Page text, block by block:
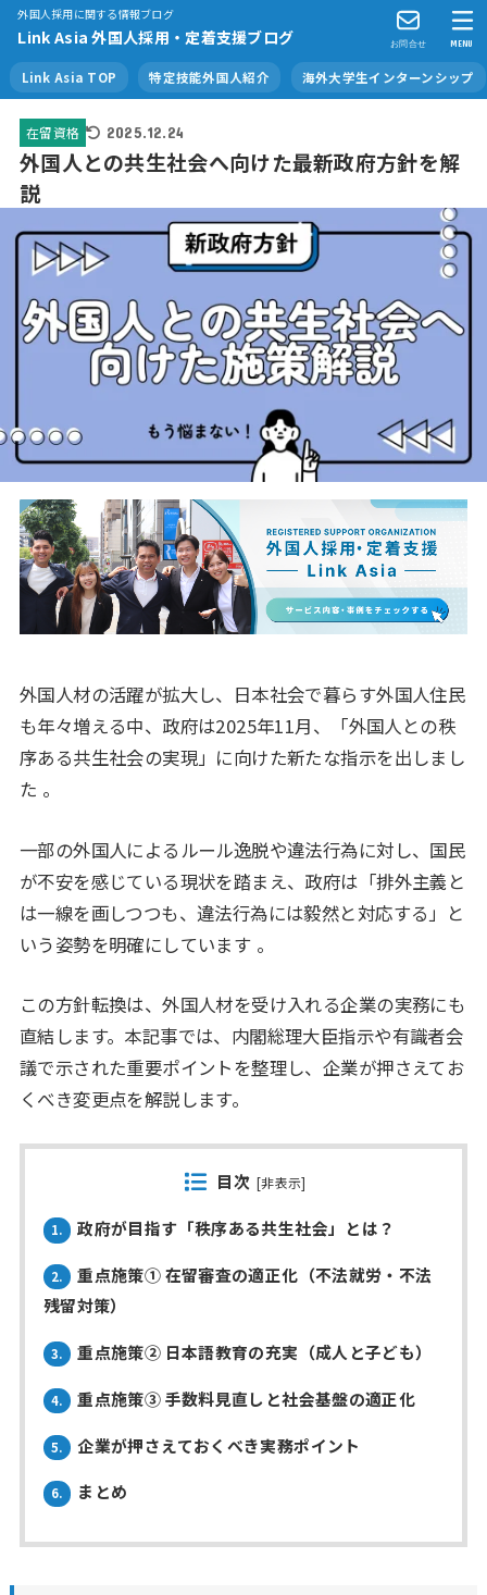
外国人採用に関する情報ブログ
Link Asia 外国人採用・定着支援ブログ
Link Asia TOP 特定技能外国人紹介 海外大学生インターンシップ
お問合せ MENU
在留資格 2025.12.24
外国人との共生社会へ向けた最新政府方針を解
説
外国人材の活躍が拡大し、日本社会で暮らす外国人住民
も年々増える中、政府は2025年11月、「外国人との秩
序ある共生社会の実現」に向けた新たな指示を出しまし
た 。
一部の外国人によるルール逸脱や違法行為に対し、国民
が不安を感じている現状を踏まえ、政府は「排外主義と
は一線を画しつつも、違法行為には毅然と対応する」と
いう姿勢を明確にしています 。
この方針転換は、外国人材を受け入れる企業の実務にも
直結します。本記事では、内閣総理大臣指示や有識者会
議で示された重要ポイントを整理し、企業が押さえてお
くべき変更点を解説します。
目次 [非表示]
1. 政府が目指す「秩序ある共生社会」とは？
2.
重点施策① 在留審査の適正化（不法就労・不法
残留対策）
3. 重点施策② 日本語教育の充実（成人と子ども）
4. 重点施策③ 手数料見直しと社会基盤の適正化
5. 企業が押さえておくべき実務ポイント
6. まとめ